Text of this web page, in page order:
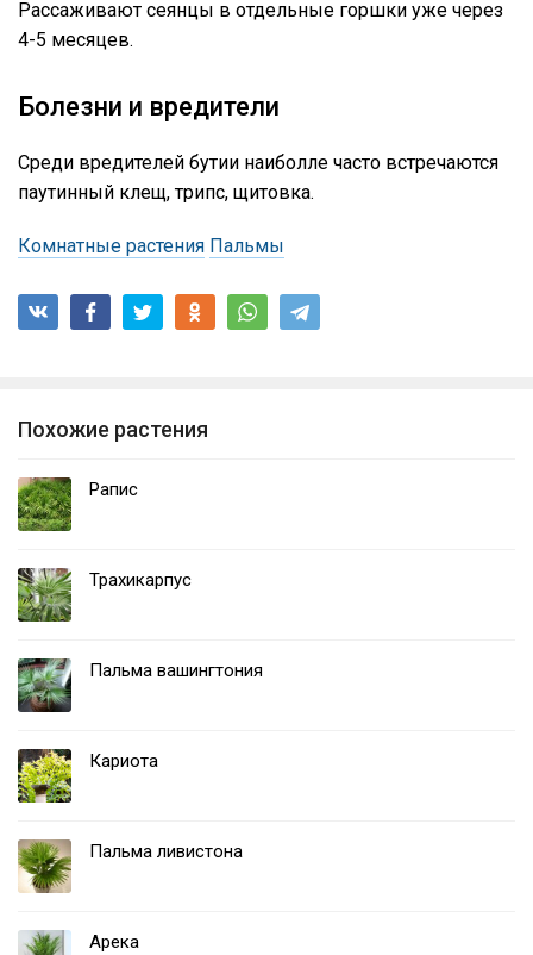
Рассаживают сеянцы в отдельные горшки уже через
4-5 месяцев.
Болезни и вредители
Среди вредителей бутии наиболле часто встречаются
паутинный клещ, трипс, щитовка.
Комнатные растения Пальмы
Похожие растения
Рапис
Трахикарпус
Пальма вашингтония
Кариота
Пальма ливистона
Арека